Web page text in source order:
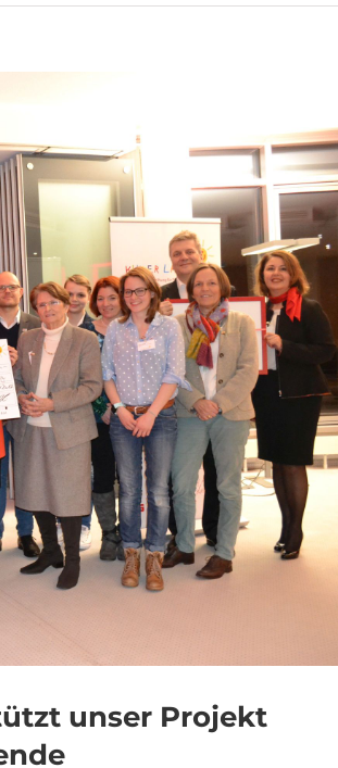
unser Projekt